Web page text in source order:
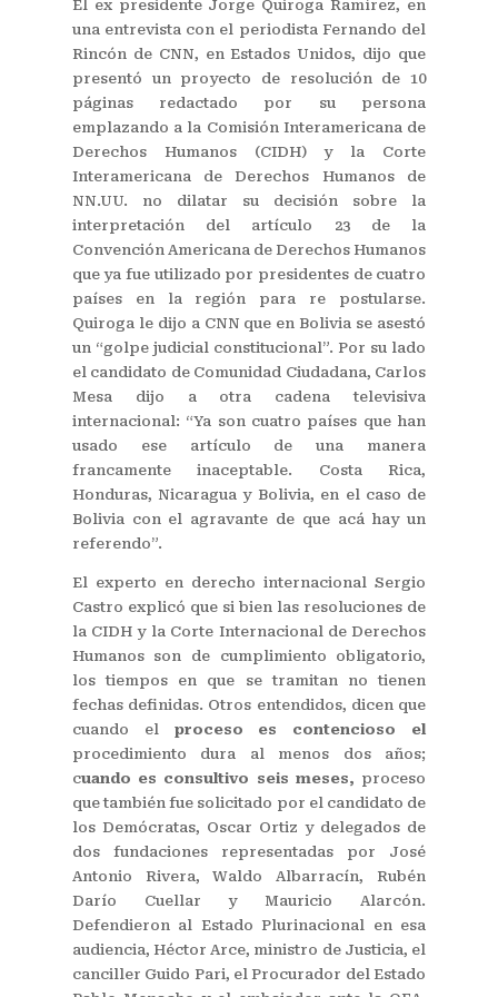
El ex presidente Jorge Quiroga Ramírez, en
una entrevista con el periodista Fernando del
Rincón de CNN, en Estados Unidos, dijo que
presentó un proyecto de resolución de 10
páginas redactado por su persona
emplazando a la Comisión Interamericana de
Derechos Humanos (CIDH) y la Corte
Interamericana de Derechos Humanos de
NN.UU. no dilatar su decisión sobre la
interpretación del artículo 23 de la
Convención Americana de Derechos Humanos
que ya fue utilizado por presidentes de cuatro
países en la región para re postularse.
Quiroga le dijo a CNN que en Bolivia se asestó
un “golpe judicial constitucional”. Por su lado
el candidato de Comunidad Ciudadana, Carlos
Mesa dijo a otra cadena televisiva
internacional: “Ya son cuatro países que han
usado ese artículo de una manera
francamente inaceptable. Costa Rica,
Honduras, Nicaragua y Bolivia, en el caso de
Bolivia con el agravante de que acá hay un
referendo”.
El experto en derecho internacional Sergio
Castro explicó que si bien las resoluciones de
la CIDH y la Corte Internacional de Derechos
Humanos son de cumplimiento obligatorio,
los tiempos en que se tramitan no tienen
fechas definidas. Otros entendidos, dicen que
cuando el proceso es contencioso el
procedimiento dura al menos dos años;
cuando es consultivo seis meses, proceso
que también fue solicitado por el candidato de
los Demócratas, Oscar Ortiz y delegados de
dos fundaciones representadas por José
Antonio Rivera, Waldo Albarracín, Rubén
Darío Cuellar y Mauricio Alarcón.
Defendieron al Estado Plurinacional en esa
audiencia, Héctor Arce, ministro de Justicia, el
canciller Guido Pari, el Procurador del Estado